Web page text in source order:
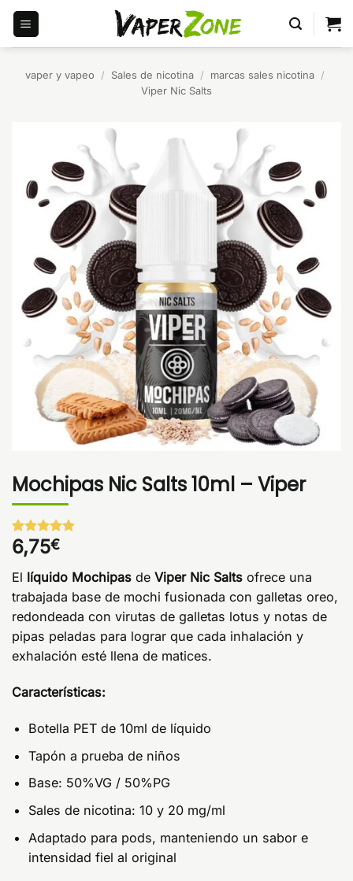
Saltar
contenido
vaper y vapeo / Sales de nicotina / marcas sales nicotina /
Viper Nic Salts
Mochipas Nic Salts 10ml – Viper
Valorado
con
5de 5
en base a
1
valoración
de un
cliente
6,75€
El líquido Mochipas de Viper Nic Salts ofrece una
trabajada base de mochi fusionada con galletas oreo,
redondeada con virutas de galletas lotus y notas de
pipas peladas para lograr que cada inhalación y
exhalación esté llena de matices.
Características:
Botella PET de 10ml de líquido
Tapón a prueba de niños
Base: 50%VG / 50%PG
Sales de nicotina: 10 y 20 mg/ml
Adaptado para pods, manteniendo un sabor e
intensidad fiel al original